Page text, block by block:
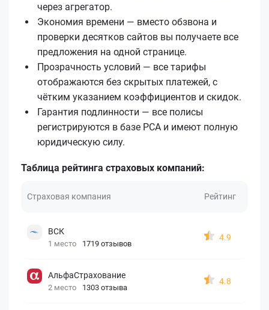
через агрегатор.
Экономия времени — вместо обзвона и
проверки десятков сайтов вы получаете все
предложения на одной странице.
Прозрачность условий — все тарифы
отображаются без скрытых платежей, с
чётким указанием коэффициентов и скидок.
Гарантия подлинности — все полисы
регистрируются в базе РСА и имеют полную
юридическую силу.
Таблица рейтинга страховых компаний:
Страховая компания Рейтинг
ВСК
1 место 1719 отзывов
4.9
АльфаСтрахование
2 место 1303 отзыва
4.8